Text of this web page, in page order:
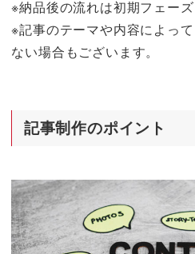
※納品後の流れは初期フェーズ
※記事のテーマや内容によっ
ない場合もございます。
記事制作のポイント